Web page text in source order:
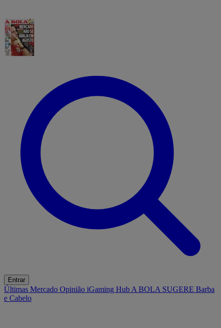
Entrar
Últimas Mercado Opinião iGaming Hub A BOLA SUGERE Barba
e Cabelo